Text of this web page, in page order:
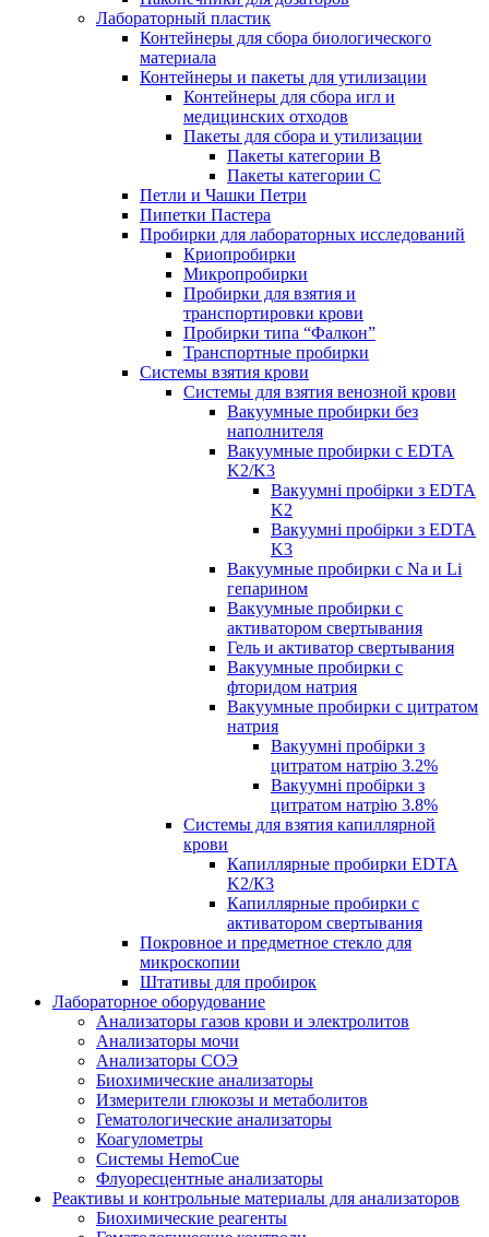
Лабораторный пластик
Контейнеры для сбора биологического
материала
Контейнеры и пакеты для утилизации
Контейнеры для сбора игл и
медицинских отходов
Пакеты для сбора и утилизации
Пакеты категории B
Пакеты категории C
Петли и Чашки Петри
Пипетки Пастера
Пробирки для лабораторных исследований
Криопробирки
Микропробирки
Пробирки для взятия и
транспортировки крови
Пробирки типа “Фалкон”
Транспортные пробирки
Системы взятия крови
Системы для взятия венозной крови
Вакуумные пробирки без
наполнителя
Вакуумные пробирки с EDTA
K2/K3
Вакуумні пробірки з EDTA
K2
Вакуумні пробірки з EDTA
K3
Вакуумные пробирки с Na и Li
гепарином
Вакуумные пробирки с
активатором свертывания
Гель и активатор свертывания
Вакуумные пробирки с
фторидом натрия
Вакуумные пробирки с цитратом
натрия
Вакуумні пробірки з
цитратом натрію 3.2%
Вакуумні пробірки з
цитратом натрію 3.8%
Системы для взятия капиллярной
крови
Капиллярные пробирки EDTA
K2/К3
Капиллярные пробирки с
активатором свертывания
Покровное и предметное стекло для
микроскопии
Штативы для пробирок
Лабораторное оборудование
Анализаторы газов крови и электролитов
Анализаторы мочи
Анализаторы СОЭ
Биохимические анализаторы
Измерители глюкозы и метаболитов
Гематологические анализаторы
Коагулометры
Системы HemoCue
Флуоресцентные анализаторы
Реактивы и контрольные материалы для анализаторов
Биохимические реагенты